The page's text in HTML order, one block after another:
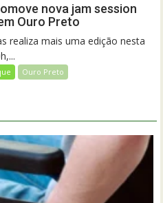
nova jam session
Ouro Preto
realiza mais uma edição nesta
Ouro Preto